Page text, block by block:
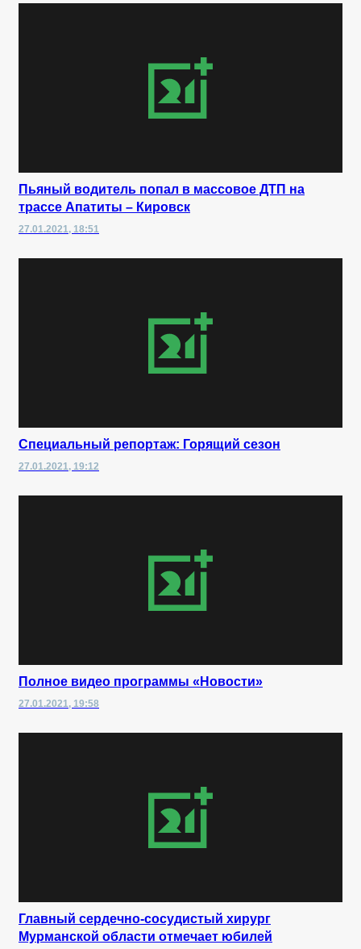
Пьяный водитель попал в массовое ДТП на
трассе Апатиты – Кировск
27.01.2021, 18:51
Специальный репортаж: Горящий сезон
27.01.2021, 19:12
Полное видео программы «Новости»
27.01.2021, 19:58
Главный сердечно-сосудистый хирург
Мурманской области отмечает юбилей